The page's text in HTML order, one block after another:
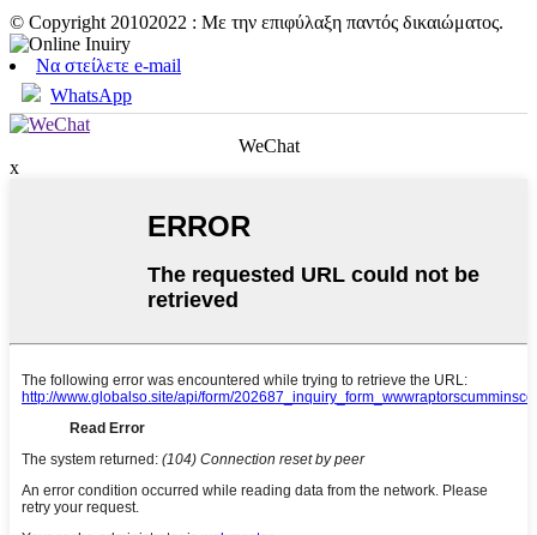
© Copyright 20102022 : Με την επιφύλαξη παντός δικαιώματος.
Να στείλετε e-mail
WhatsApp
WeChat
x